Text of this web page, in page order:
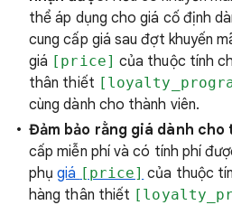
thể áp dụng cho giá cố định
cung cấp giá sau đợt khuyến
giá [price] của thuộc tính
thân thiết
cùng dành cho thành viên.
Đảm bảo rằng giá dành cho
cấp miễn phí và có tính phí
phụgiá [price] của thuộc
hàng thân thiết